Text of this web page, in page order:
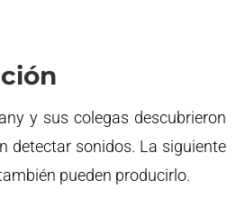
y sus colegas descubrieron
detectar sonidos. La siguiente
pueden producirlo.